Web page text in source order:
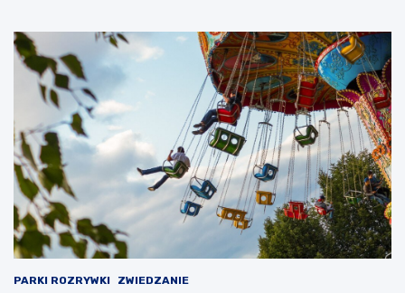
PARKI ROZRYWKI ZWIEDZANIE